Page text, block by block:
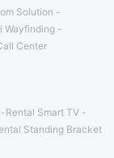
Solution
Wayfinding
Center
Rental Smart TV
Standing Bracket